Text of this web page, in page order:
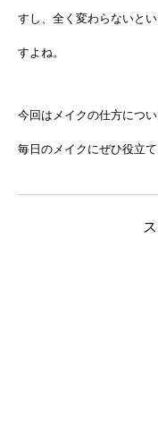
すし、全く変わらないと
すよね。
今回はメイクの仕方につ
毎日のメイクにぜひ役立て